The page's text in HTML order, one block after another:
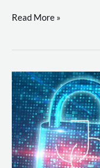
DevSecOps
Prática:
Desenvolvimento,
Segurança
e
Operações
Read More »